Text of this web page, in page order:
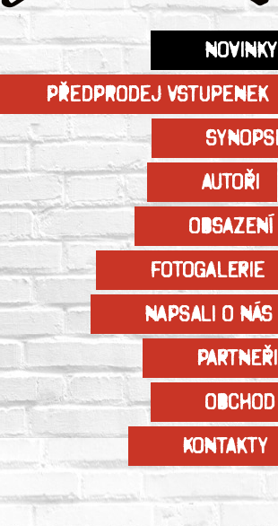
Novinky
Předprodej vstupenek
Autoři
Obsazení
Fotogalerie
Napsali o nás
Partneři
Obchod
Kontakty